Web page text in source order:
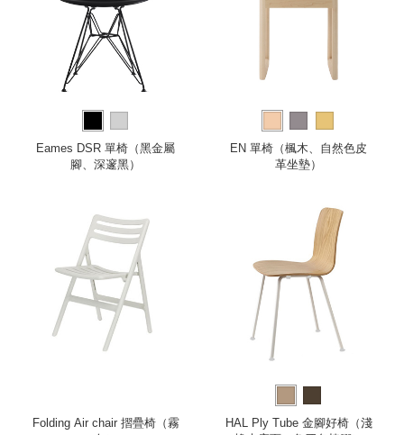
Eames DSR 單椅（黑金屬
腳、深邃黑）
EN 單椅（楓木、自然色皮
革坐墊）
Folding Air chair 摺疊椅（霧
HAL Ply Tube 金腳好椅（淺